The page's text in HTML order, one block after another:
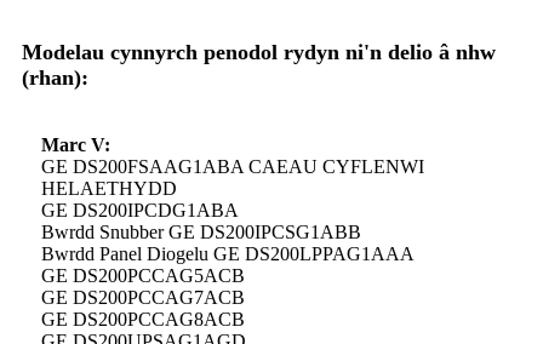
Modelau cynnyrch penodol rydyn ni'n delio â nhw
(rhan):
Marc V:
GE DS200FSAAG1ABA CAEAU CYFLENWI
HELAETHYDD
GE DS200IPCDG1ABA
Bwrdd Snubber GE DS200IPCSG1ABB
Bwrdd Panel Diogelu GE DS200LPPAG1AAA
GE DS200PCCAG5ACB
GE DS200PCCAG7ACB
GE DS200PCCAG8ACB